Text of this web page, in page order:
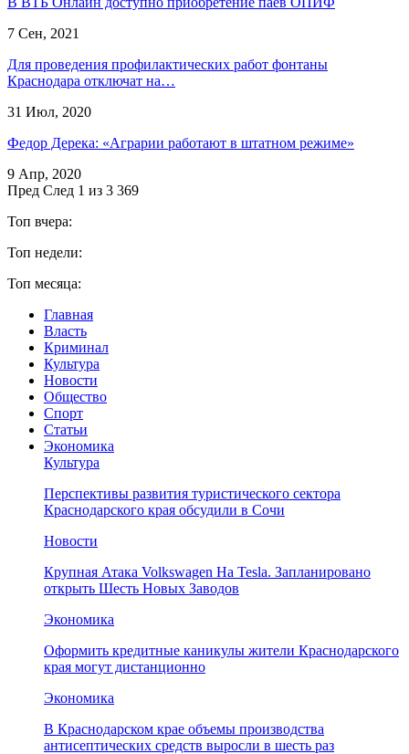
7 Сен, 2021
Для проведения профилактических работ фонтаны
Краснодара отключат на…
31 Июл, 2020
Федор Дерека: «Аграрии работают в штатном режиме»
9 Апр, 2020
Пред След 1 из 3 369
Топ вчера:
Топ недели:
Топ месяца:
Главная
Власть
Криминал
Культура
Новости
Общество
Спорт
Статьи
Экономика
Культура
Перспективы развития туристического сектора
Краснодарского края обсудили в Сочи
Новости
Крупная Атака Volkswagen На Tesla. Запланировано
открыть Шесть Новых Заводов
Экономика
Оформить кредитные каникулы жители Краснодарского
края могут дистанционно
Экономика
В Краснодарском крае объемы производства
антисептических средств выросли в шесть раз